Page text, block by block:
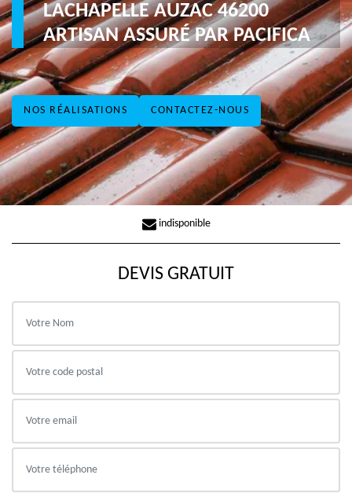
NOS RÉALISATIONS CONTACTEZ-NOUS
LACHAPELLE AUZAC 46200
ARTISAN ASSURÉ PAR PACIFICA
indisponible
DEVIS GRATUIT